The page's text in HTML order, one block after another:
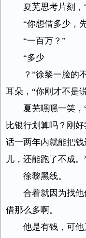
夏芜思考片刻
“你想借多少，
“一百万？”
“多少
？”徐黎一脸的
耳朵，“你刚才不是
夏芜嘿嘿一笑
比银行划算吗？刚
话一两年内就能把
儿，还能跑了不成。
徐黎黑线。
合着就因为找
借那么多啊。
他是有钱，可他